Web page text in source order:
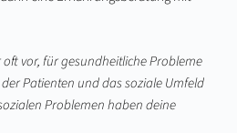
vor, für gesundheitliche Probleme
Patienten und das soziale Umfeld
Problemen haben deine